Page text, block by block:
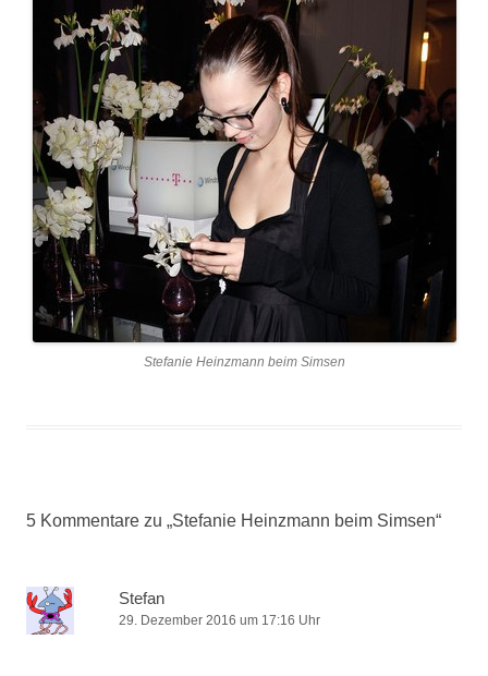
Stefanie Heinzmann beim Simsen
5 Kommentare zu „Stefanie Heinzmann beim Simsen“
Stefan
29. Dezember 2016 um 17:16 Uhr